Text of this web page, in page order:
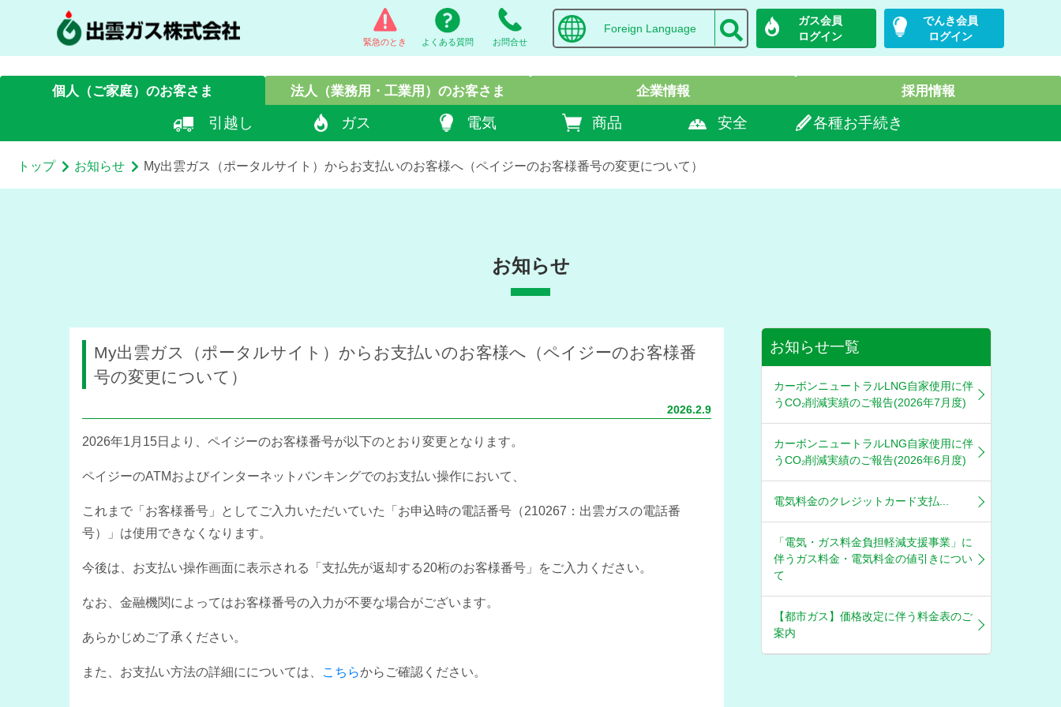
緊急のとき よくある質問 お問合せ
Foreign Language
ガス会員
ログイン
でんき会員
ログイン
個人（ご家庭） のお客さま 法人 （業務用・工業用） のお客さま 企業情報 採用情報
引越し ガス 電気 商品 安全 各種お手続き
トップ お知らせ My出雲ガス（ポータルサイト）からお支払いのお客様へ（ペイジーのお客様番号の変更について）
お知らせ
My出雲ガス（ポータルサイト）からお支払いのお客様へ（ペイジーのお客様番
号の変更について）
2026.2.9
2026年1月15日より、ペイジーのお客様番号が以下のとおり変更となります。
ペイジーのATMおよびインターネットバンキングでのお支払い操作において、
これまで「お客様番号」としてご入力いただいていた「お申込時の電話番号（210267：出雲ガスの電話番
号）」は使用できなくなります。
今後は、お支払い操作画面に表示される「支払先が返却する20桁のお客様番号」をご入力ください。
なお、金融機関によってはお客様番号の入力が不要な場合がございます。
あらかじめご了承ください。
また、お支払い方法の詳細にについては、 こちらからご確認ください。
お知らせ一覧
カーボンニュートラルLNG自家使用に伴
うCO₂削減実績のご報告(2026年7月度)
カーボンニュートラルLNG自家使用に伴
うCO₂削減実績のご報告(2026年6月度)
電気料金のクレジットカード支払...
「電気・ガス料金負担軽減支援事業」に
伴うガス料金・電気料金の値引きについ
て
【都市ガス】価格改定に伴う料金表のご
案内